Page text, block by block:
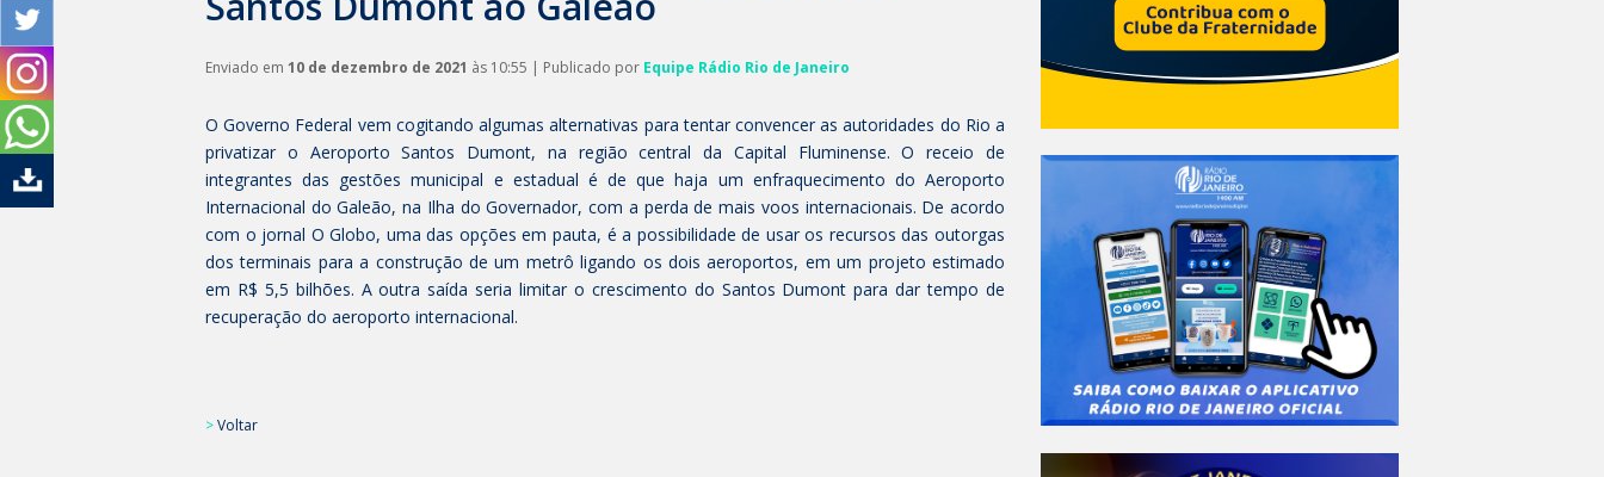
Enviado em 10 de dezembro de 2021 às 10:55 | Publicado por Equipe Rádio Rio de Janeiro
O Governo Federal vem cogitando algumas alternativas para tentar convencer as autoridades do Rio a
privatizar o Aeroporto Santos Dumont, na região central da Capital Fluminense. O receio de
integrantes das gestões municipal e estadual é de que haja um enfraquecimento do Aeroporto
Internacional do Galeão, na Ilha do Governador, com a perda de mais voos internacionais. De acordo
com o jornal O Globo, uma das opções em pauta, é a possibilidade de usar os recursos das outorgas
dos terminais para a construção de um metrô ligando os dois aeroportos, em um projeto estimado
em R$ 5,5 bilhões. A outra saída seria limitar o crescimento do Santos Dumont para dar tempo de
recuperação do aeroporto internacional.
>Voltar